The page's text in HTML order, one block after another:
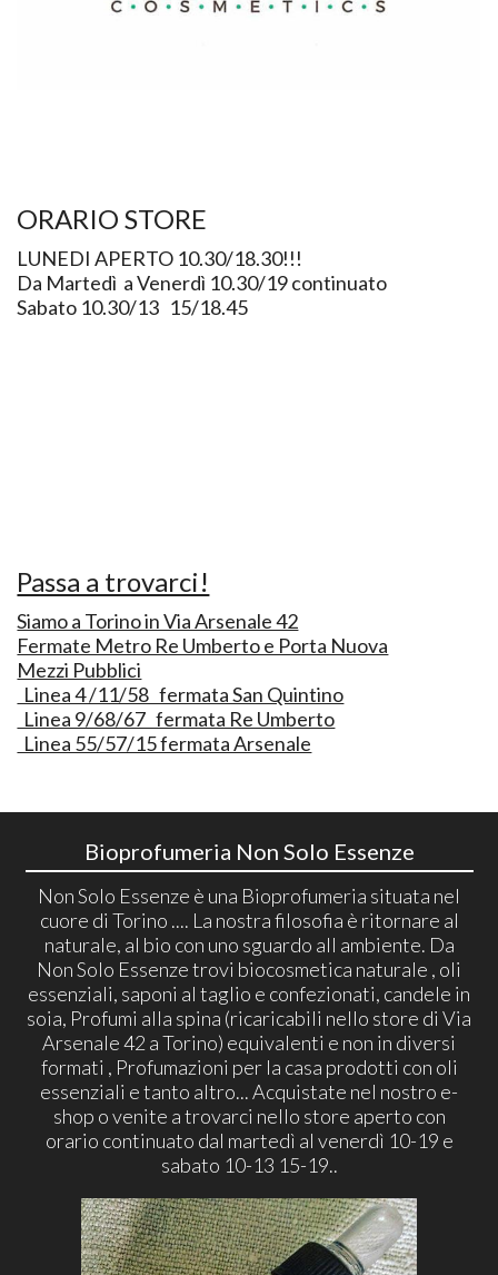
ORARIO STORE
LUNEDI APERTO 10.30/18.30!!!
Da Martedì a Venerdì 10.30/19 continuato
Sabato 10.30/13 15/18.45
Passa a trovarci!
Siamo a Torino in Via Arsenale 42
Fermate Metro Re Umberto e Porta Nuova
Mezzi Pubblici
Linea 4 /11/58 fermata San Quintino
Linea 9/68/67 fermata Re Umberto
Linea 55/57/15 fermata Arsenale
Bioprofumeria Non Solo Essenze
Non Solo Essenze è una Bioprofumeria situata nel
cuore di Torino .... La nostra filosofia è ritornare al
naturale, al bio con uno sguardo all ambiente. Da
Non Solo Essenze trovi biocosmetica naturale , oli
essenziali, saponi al taglio e confezionati, candele in
soia, Profumi alla spina (ricaricabili nello store di Via
Arsenale 42 a Torino) equivalenti e non in diversi
formati , Profumazioni per la casa prodotti con oli
essenziali e tanto altro... Acquistate nel nostro e-
shop o venite a trovarci nello store aperto con
orario continuato dal martedì al venerdì 10-19 e
sabato 10-13 15-19..